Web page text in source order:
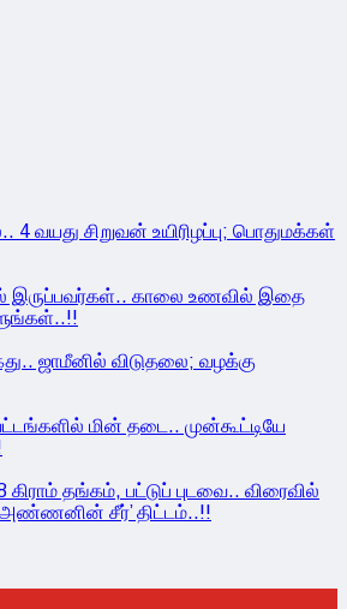
வயது சிறுவன் உயிரிழப்பு; பொதுமக்கள்
இருப்பவர்கள்.. காலை உணவில் இதை
ஜாமீனில் விடுதலை; வழக்கு
மின் தடை.. முன்கூட்டியே
கிராம் தங்கம், பட்டுப் புடவை.. விரைவில்
சீர்’ திட்டம்..!!